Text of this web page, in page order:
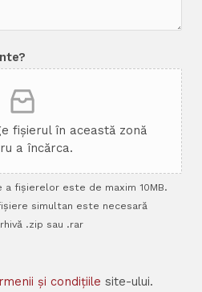
fișierul în această zonă
a încărca.
a fișierelor este de maxim 10MB.
simultan este necesară
.zip sau .rar
și condițiile site-ului.